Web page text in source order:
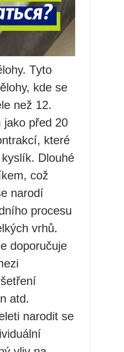
Tyto
kde se
než 12.
jako před 20
které
Dlouhé
což
narodí
procesu
vrhů.
doporučuje
atd.
narodit se